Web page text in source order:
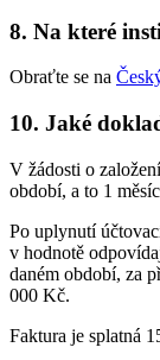
8. Na které
Obraťte se na
10. Jaké
V žádosti o
období, a to 1
Po uplynutí
v hodnotě
daném období, za
000 Kč.
Faktura je splatná